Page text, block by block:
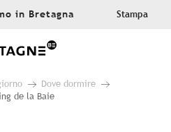
in Bretagna Stampa
Dove dormire
de la Baie